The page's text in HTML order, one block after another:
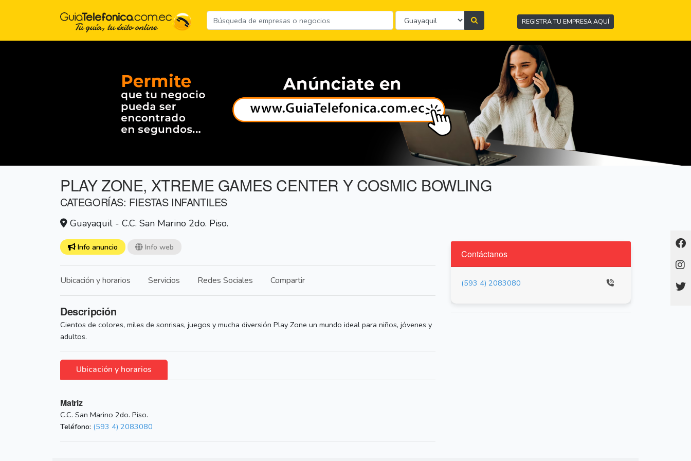
REGISTRA TU EMPRESA AQUÍ
PLAY ZONE, XTREME GAMES CENTER Y COSMIC BOWLING
CATEGORÍAS: FIESTAS INFANTILES
Guayaquil - C.C. San Marino 2do. Piso.
Info anuncio Info web
Ubicación y horarios Servicios Redes Sociales Compartir
Descripción
Cientos de colores, miles de sonrisas, juegos y mucha diversión Play Zone un mundo ideal para niños, jóvenes y
adultos.
Ubicación y horarios
Matriz
C.C. San Marino 2do. Piso.
Teléfono: (593 4) 2083080
Contáctanos
(593 4) 2083080